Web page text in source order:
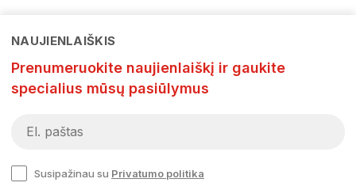
NAUJIENLAIŠKIS
Prenumeruokite naujienlaiškį ir gaukite
specialius mūsų pasiūlymus
Susipažinau su Privatumo politika